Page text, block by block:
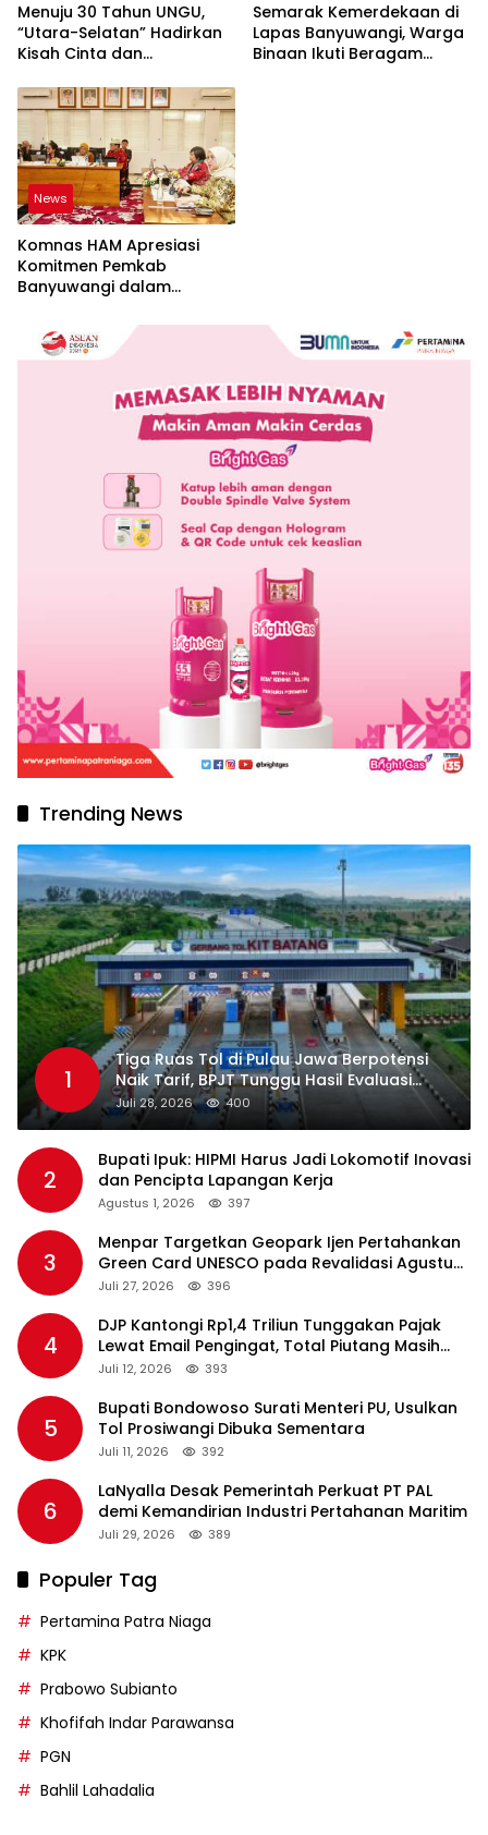
Menuju 30 Tahun UNGU,
“Utara-Selatan” Hadirkan
Kisah Cinta dan
Semarak Kemerdekaan di
Lapas Banyuwangi, Warga
Binaan Ikuti Beragam
News
Komnas HAM Apresiasi
Komitmen Pemkab
Banyuwangi dalam
Hak Asasi Manusia
Trending News
1
Tiga Ruas Tol di Pulau Jawa Berpotensi
Naik Tarif, BPJT Tunggu Hasil Evaluasi
Standar Pelayanan
Juli 28, 2026 400
2
Bupati Ipuk: HIPMI Harus Jadi Lokomotif Inovasi
dan Pencipta Lapangan Kerja
Agustus 1, 2026 397
3
Menpar Targetkan Geopark Ijen Pertahankan
Green Card UNESCO pada Revalidasi Agustus
2026
Juli 27, 2026 396
4
DJP Kantongi Rp1,4 Triliun Tunggakan Pajak
Lewat Email Pengingat, Total Piutang Masih
Rp36 Triliun
Juli 12, 2026 393
5
Bupati Bondowoso Surati Menteri PU, Usulkan
Tol Prosiwangi Dibuka Sementara
Juli 11, 2026 392
6
LaNyalla Desak Pemerintah Perkuat PT PAL
demi Kemandirian Industri Pertahanan Maritim
Juli 29, 2026 389
Populer Tag
Pertamina Patra Niaga
KPK
Prabowo Subianto
Khofifah Indar Parawansa
PGN
Bahlil Lahadalia